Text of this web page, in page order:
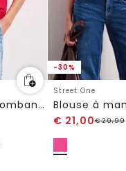
Blouse à épaules tombantes avec col fendu
-30%
Street One
€ 21,00€29,99